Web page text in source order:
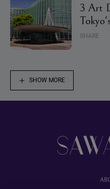
3 Art
SHARE
SHOW MORE